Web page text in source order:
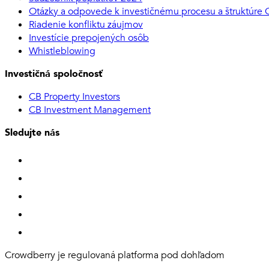
Otázky a odpovede k investičnému procesu a štruktúre
Riadenie konfliktu záujmov
Investície prepojených osôb
Whistleblowing
Investičná spoločnosť
CB Property Investors
CB Investment Management
Sledujte nás
Crowdberry je regulovaná platforma pod dohľadom